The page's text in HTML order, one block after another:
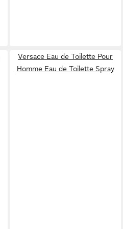
Versace Eau de Toilette Pour
Homme Eau de Toilette Spray